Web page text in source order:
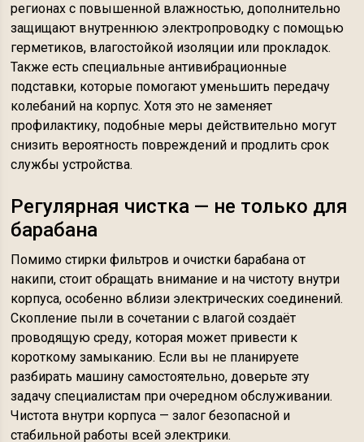
регионах с повышенной влажностью, дополнительно
защищают внутреннюю электропроводку с помощью
герметиков, влагостойкой изоляции или прокладок.
Также есть специальные антивибрационные
подставки, которые помогают уменьшить передачу
колебаний на корпус. Хотя это не заменяет
профилактику, подобные меры действительно могут
снизить вероятность повреждений и продлить срок
службы устройства.
Регулярная чистка — не только для
барабана
Помимо стирки фильтров и очистки барабана от
накипи, стоит обращать внимание и на чистоту внутри
корпуса, особенно вблизи электрических соединений.
Скопление пыли в сочетании с влагой создаёт
проводящую среду, которая может привести к
короткому замыканию. Если вы не планируете
разбирать машину самостоятельно, доверьте эту
задачу специалистам при очередном обслуживании.
Чистота внутри корпуса — залог безопасной и
стабильной работы всей электрики.